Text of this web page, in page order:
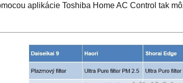
aplikácie Toshiba Home AC Control tak